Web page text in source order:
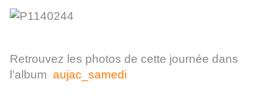
Retrouvez les photos de cette journée dans
l'album aujac_samedi